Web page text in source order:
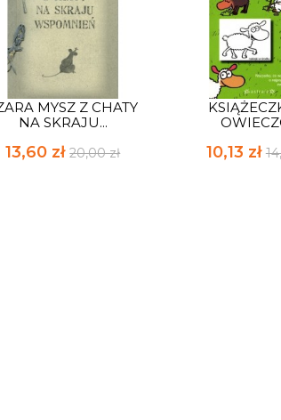
MYSZ Z CHATY
NA SKRAJU...
13,60 zł20,00 zł 10,13 zł